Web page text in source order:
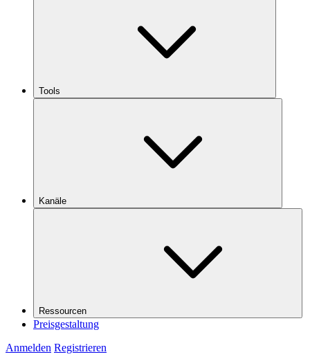
Tools
Kanäle
Ressourcen
Preisgestaltung
Anmelden Registrieren